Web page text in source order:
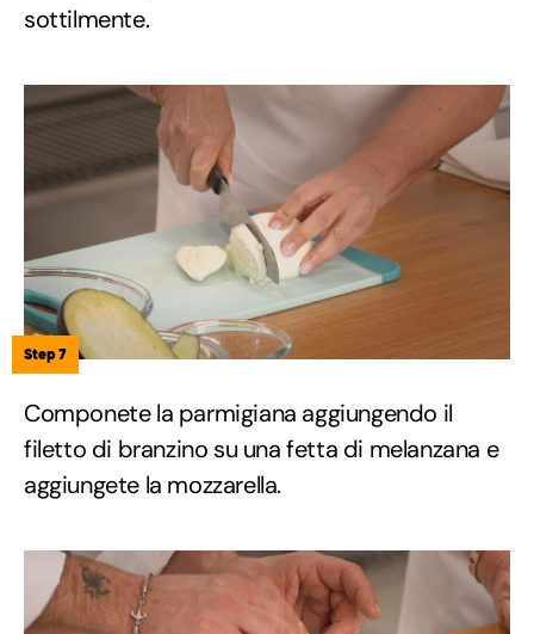
sottilmente.
Step 7
Componete la parmigiana aggiungendo il
filetto di branzino su una fetta di melanzana e
aggiungete la mozzarella.